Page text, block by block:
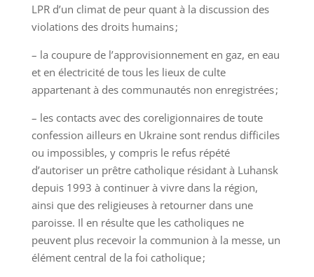
LPR d’un climat de peur quant à la discussion des
violations des droits humains ;
– la coupure de l’approvisionnement en gaz, en eau
et en électricité de tous les lieux de culte
appartenant à des communautés non enregistrées ;
– les contacts avec des coreligionnaires de toute
confession ailleurs en Ukraine sont rendus difficiles
ou impossibles, y compris le refus répété
d’autoriser un prêtre catholique résidant à Luhansk
depuis 1993 à continuer à vivre dans la région,
ainsi que des religieuses à retourner dans une
paroisse. Il en résulte que les catholiques ne
peuvent plus recevoir la communion à la messe, un
élément central de la foi catholique ;